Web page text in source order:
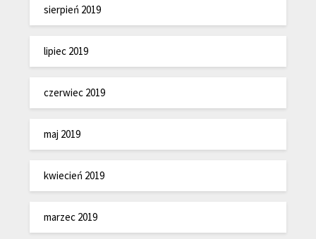
sierpień 2019
lipiec 2019
czerwiec 2019
maj 2019
kwiecień 2019
marzec 2019